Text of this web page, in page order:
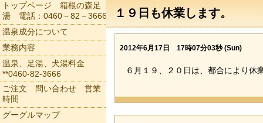
１９日も休業します。
2012年6月17日 17時07分03秒 (Sun)
６月１９、２０日は、都合により休
トップページ 箱根の森足
湯 電話：0460－82－3666
温泉成分について
業務内容
温泉、足湯、犬湯料金
**0460-82-3666
ご注文 問い合わせ 営業
時間
グーグルマップ